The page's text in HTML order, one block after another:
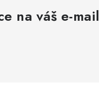
na váš e-mail